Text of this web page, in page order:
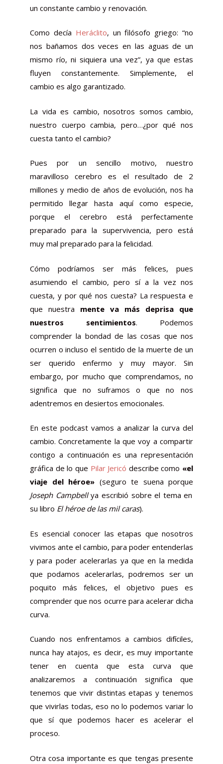
un constante cambio y renovación.
Como decía Heráclito, un filósofo griego: “no
nos bañamos dos veces en las aguas de un
mismo río, ni siquiera una vez”, ya que estas
fluyen constantemente. Simplemente, el
cambio es algo garantizado.
La vida es cambio, nosotros somos cambio,
nuestro cuerpo cambia, pero…¿por qué nos
cuesta tanto el cambio?
Pues por un sencillo motivo, nuestro
maravilloso cerebro es el resultado de 2
millones y medio de años de evolución, nos ha
permitido llegar hasta aquí como especie,
porque el cerebro está perfectamente
preparado para la supervivencia, pero está
muy mal preparado para la felicidad.
Cómo podríamos ser más felices, pues
asumiendo el cambio, pero sí a la vez nos
cuesta, y por qué nos cuesta? La respuesta e
que nuestra mente va más deprisa que
nuestros sentimientos. Podemos
comprender la bondad de las cosas que nos
ocurren o incluso el sentido de la muerte de un
ser querido enfermo y muy mayor. Sin
embargo, por mucho que comprendamos, no
significa que no suframos o que no nos
adentremos en desiertos emocionales.
En este podcast vamos a analizar la curva del
cambio. Concretamente la quevoy a compartir
contigo a continuación es una representación
gráfica de lo que Pilar Jericó describe como «el
viaje del héroe» (seguro te suena porque
Joseph Campbellya escribió sobre el tema en
su libro El héroe de las mil caras).
Es esencial conocer las etapas que nosotros
vivimos ante el cambio, para poder entenderlas
y para poder acelerarlas ya que en la medida
que podamos acelerarlas, podremos ser un
poquito más felices, el objetivo pues es
comprender que nos ocurre para acelerar dicha
curva.
Cuando nos enfrentamos a cambios difíciles,
nunca hay atajos, es decir, es muy importante
tener en cuenta que esta curva que
analizaremos a continuación significa que
tenemos que vivir distintas etapas y tenemos
que vivirlas todas, eso no lo podemos variar lo
que sí que podemos hacer es acelerar el
proceso.
Otra cosa importante es que tengas presente